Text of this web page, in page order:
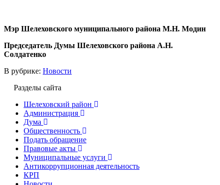
Мэр Шелеховского муниципального района М.Н. Модин
Председатель Думы Шелеховского района А.Н.
Солдатенко
В рубрике: Новости
Разделы сайта
Шелеховский район
Администрация
Дума
Общественность
Подать обращение
Правовые акты
Муниципальные услуги
Антикоррупционная деятельность
КРП